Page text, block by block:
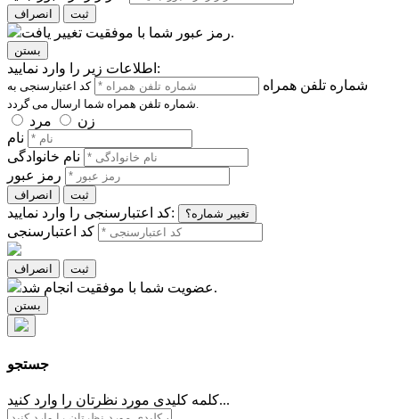
انصراف ثبت
رمز عبور شما با موفقیت تغییر یافت.
بستن
اطلاعات زیر را وارد نمایید:
شماره تلفن همراه
کد اعتبارسنجی به
زن
مرد
نام
نام خانوادگی
رمز عبور
انصراف ثبت
کد اعتبارسنجی را وارد نمایید: تغییر شماره؟
کد اعتبارسنجی
انصراف ثبت
عضویت شما با موفقیت انجام شد.
بستن
جستجو
کلمه کلیدی مورد نظرتان را وارد کنید...